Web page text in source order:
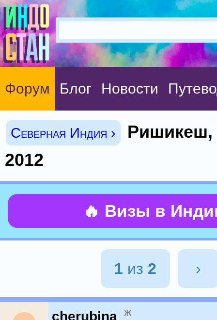
Форум Блог Новости
Северная Индия ›
2012
🔥 Визы в
1 из 2 ›
cherubina ж